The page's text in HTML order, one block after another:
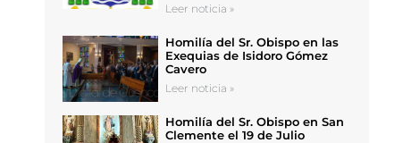
Leer noticia »
Homilía del Sr. Obispo en las
Exequias de Isidoro Gómez
Cavero
Leer noticia »
Homilía del Sr. Obispo en San
Clemente el 19 de Julio